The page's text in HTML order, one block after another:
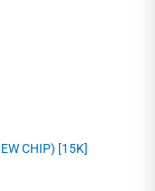
CHIP) [15K]